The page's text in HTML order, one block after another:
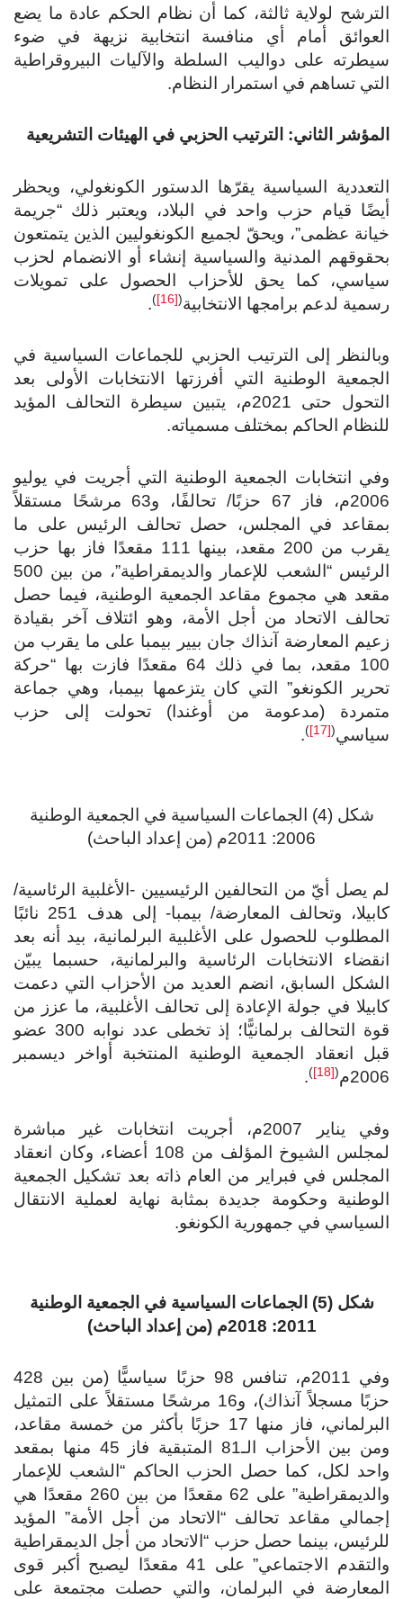
الترشح لولاية ثالثة، كما أن نظام الحكم عادة ما يضع
العوائق أمام أي منافسة انتخابية نزيهة في ضوء
سيطرته على دواليب السلطة والآليات البيروقراطية
التي تساهم في استمرار النظام.
المؤشر الثاني: الترتيب الحزبي في الهيئات التشريعية
التعددية السياسية يقرّها الدستور الكونغولي، ويحظر
أيضًا قيام حزب واحد في البلاد، ويعتبر ذلك “جريمة
خيانة عظمى”، ويحقّ لجميع الكونغوليين الذين يتمتعون
بحقوقهم المدنية والسياسية إنشاء أو الانضمام لحزب
سياسي، كما يحق للأحزاب الحصول على تمويلات
رسمية لدعم برامجها الانتخابية(
[16]
)
.
وبالنظر إلى الترتيب الحزبي للجماعات السياسية في
الجمعية الوطنية التي أفرزتها الانتخابات الأولى بعد
التحول حتى 2021م، يتبين سيطرة التحالف المؤيد
للنظام الحاكم بمختلف مسمياته.
وفي انتخابات الجمعية الوطنية التي أجريت في يوليو
2006م، فاز 67 حزبًا/ تحالفًا، و63 مرشحًا مستقلاً
بمقاعد في المجلس، حصل تحالف الرئيس على ما
يقرب من 200 مقعد، بينها 111 مقعدًا فاز بها حزب
الرئيس “الشعب للإعمار والديمقراطية”، من بين 500
مقعد هي مجموع مقاعد الجمعية الوطنية، فيما حصل
تحالف الاتحاد من أجل الأمة، وهو ائتلاف آخر بقيادة
زعيم المعارضة آنذاك جان بيير بيمبا على ما يقرب من
100 مقعد، بما في ذلك 64 مقعدًا فازت بها “حركة
تحرير الكونغو” التي كان يتزعمها بيمبا، وهي جماعة
متمردة (مدعومة من أوغندا) تحولت إلى حزب
سياسي(
[17]
)
.
شكل (4) الجماعات السياسية في الجمعية الوطنية
2006: 2011م (من إعداد الباحث)
لم يصل أيّ من التحالفين الرئيسيين -الأغلبية الرئاسية/
كابيلا، وتحالف المعارضة/ بيمبا- إلى هدف 251 نائبًا
المطلوب للحصول على الأغلبية البرلمانية، بيد أنه بعد
انقضاء الانتخابات الرئاسية والبرلمانية، حسبما يبيّن
الشكل السابق، انضم العديد من الأحزاب التي دعمت
كابيلا في جولة الإعادة إلى تحالف الأغلبية، ما عزز من
قوة التحالف برلمانيًّا؛ إذ تخطى عدد نوابه 300 عضو
قبل انعقاد الجمعية الوطنية المنتخبة أواخر ديسمبر
2006م
(
[18]
)
.
وفي يناير 2007م، أجريت انتخابات غير مباشرة
لمجلس الشيوخ المؤلف من 108 أعضاء، وكان انعقاد
المجلس في فبراير من العام ذاته بعد تشكيل الجمعية
الوطنية وحكومة جديدة بمثابة نهاية لعملية الانتقال
السياسي في جمهورية الكونغو.
شكل (5) الجماعات السياسية في الجمعية الوطنية
2011: 2018م (من إعداد الباحث)
وفي 2011م، تنافس 98 حزبًا سياسيًّا (من بين 428
حزبًا مسجلاً آنذاك)، و16 مرشحًا مستقلاً على التمثيل
البرلماني، فاز منها 17 حزبًا بأكثر من خمسة مقاعد،
ومن بين الأحزاب الـ81 المتبقية فاز 45 منها بمقعد
واحد لكل، كما حصل الحزب الحاكم “الشعب للإعمار
والديمقراطية” على 62 مقعدًا من بين 260 مقعدًا هي
إجمالي مقاعد تحالف “الاتحاد من أجل الأمة” المؤيد
للرئيس، بينما حصل حزب “الاتحاد من أجل الديمقراطية
والتقدم الاجتماعي” على 41 مقعدًا ليصبح أكبر قوى
المعارضة في البرلمان، والتي حصلت مجتمعة على